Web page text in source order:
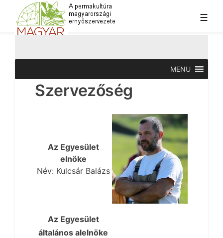
content
Magyar Permakultúra Egyesület
A permakultúra magyarországi ernyőszervezete
☰
MENU
Szervezőség
Az Egyesület
elnöke
Név: Kulcsár Balázs
Az Egyesület
általános alelnöke